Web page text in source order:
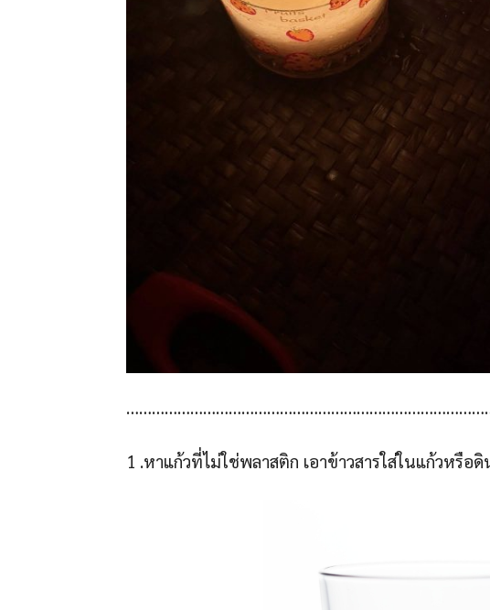
1 .หาแก้วที่ไม่ใช่พลาสติก เอาข้าวสารใส่ในแก้วหรือ